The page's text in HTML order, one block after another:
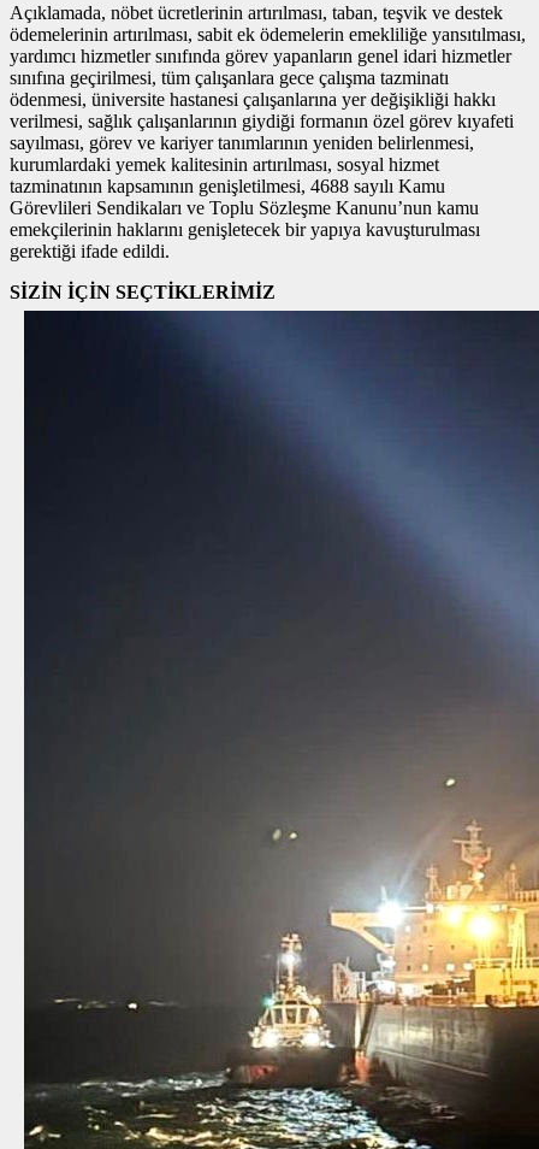
Açıklamada, nöbet ücretlerinin artırılması, taban, teşvik ve destek
ödemelerinin artırılması, sabit ek ödemelerin emekliliğe yansıtılması,
yardımcı hizmetler sınıfında görev yapanların genel idari hizmetler
sınıfına geçirilmesi, tüm çalışanlara gece çalışma tazminatı
ödenmesi, üniversite hastanesi çalışanlarına yer değişikliği hakkı
verilmesi, sağlık çalışanlarının giydiği formanın özel görev kıyafeti
sayılması, görev ve kariyer tanımlarının yeniden belirlenmesi,
kurumlardaki yemek kalitesinin artırılması, sosyal hizmet
tazminatının kapsamının genişletilmesi, 4688 sayılı Kamu
Görevlileri Sendikaları ve Toplu Sözleşme Kanunu’nun kamu
emekçilerinin haklarını genişletecek bir yapıya kavuşturulması
gerektiği ifade edildi.
SİZİN İÇİN SEÇTİKLERİMİZ